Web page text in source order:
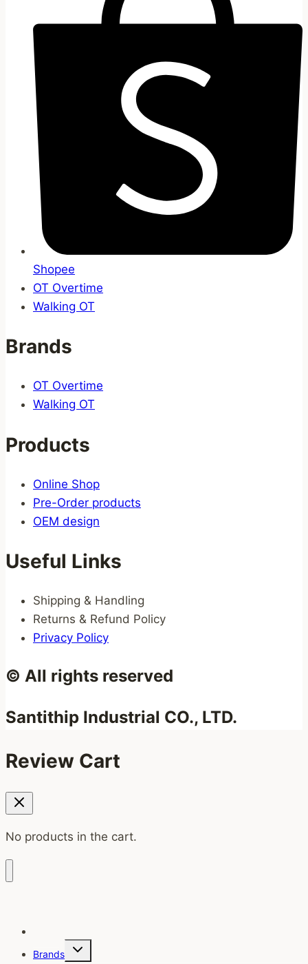
Shopee
OT Overtime
Walking OT
Brands
OT Overtime
Walking OT
Products
Online Shop
Pre-Order products
OEM design
Useful Links
Shipping & Handling
Returns & Refund Policy
Privacy Policy
© All rights reserved
Santithip Industrial CO., LTD.
Review Cart
No products in the cart.
Brands
Toggle